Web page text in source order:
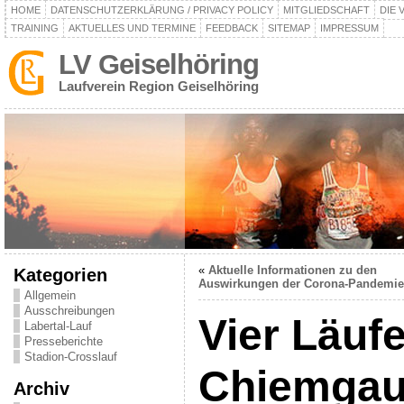
HOME DATENSCHUTZERKLÄRUNG / PRIVACY POLICY MITGLIEDSCHAFT
DIE
TRAINING
AKTUELLES UND TERMINE FEEDBACK SITEMAP IMPRESSUM
LV Geiselhöring
Laufverein Region Geiselhöring
Kategorien
Allgemein
Ausschreibungen
Labertal-Lauf
Presseberichte
Stadion-Crosslauf
Archiv
« Aktuelle Informationen zu den
Auswirkungen der Corona-Pandemie
Vier